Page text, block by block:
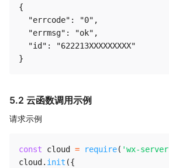
{
  "errcode": "0",
  "errmsg": "ok",
  "id": "622213XXXXXXXXX"
5.2 云函数调用示例
请求示例
const cloud = require( 'wx-
cloud . init ({